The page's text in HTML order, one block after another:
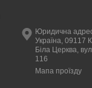
Юридична
Україна, 09117
Біла Церква,
116
Мапа проїзду